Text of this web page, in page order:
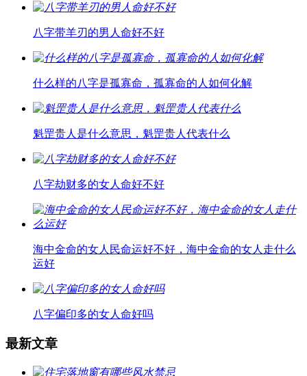
八字带羊刃的男人命好不好
什么样的八字是孤寡命，孤寡命的人如何化解
魁罡贵人是什么意思，魁罡贵人代表什么
八字劫财多的女人命好不好
海中金命的女人民命运好不好，海中金命的女人走什么
运好
八字偏印多的女人命好吗
最新文章